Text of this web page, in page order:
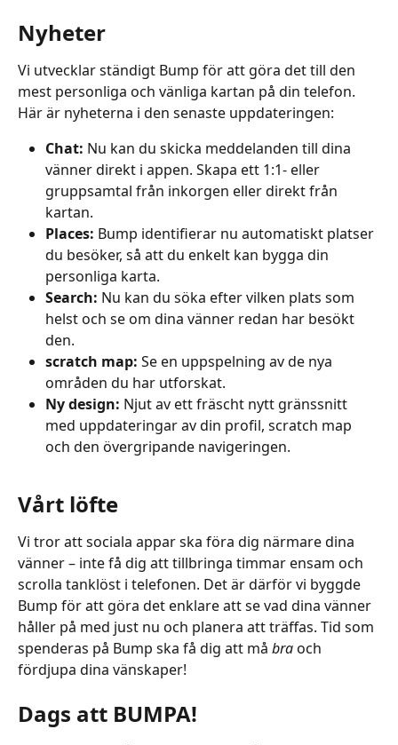
Nyheter
Vi utvecklar ständigt Bump för att göra det till den
mest personliga och vänliga kartan på din telefon.
Här är nyheterna i den senaste uppdateringen:
Chat: Nu kan du skicka meddelanden till dina
vänner direkt i appen. Skapa ett 1:1- eller
gruppsamtal från inkorgen eller direkt från
kartan.
Places: Bump identifierar nu automatiskt platser
du besöker, så att du enkelt kan bygga din
personliga karta.
Search: Nu kan du söka efter vilken plats som
helst och se om dina vänner redan har besökt
den.
scratch map: Se en uppspelning av de nya
områden du har utforskat.
Ny design: Njut av ett fräscht nytt gränssnitt
med uppdateringar av din profil, scratch map
och den övergripande navigeringen.
Vårt löfte
Vi tror att sociala appar ska föra dig närmare dina
vänner – inte få dig att tillbringa timmar ensam och
scrolla tanklöst i telefonen. Det är därför vi byggde
Bump för att göra det enklare att se vad dina vänner
håller på med just nu och planera att träffas. Tid som
spenderas på Bump ska få dig att må bra och
fördjupa dina vänskaper!
Dags att BUMPA!